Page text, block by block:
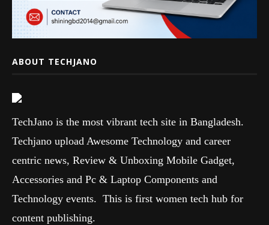
ABOUT TECHJANO
TechJano is the most vibrant tech site in Bangladesh.
Techjano upload Awesome Technology and career
centric news, Review & Unboxing Mobile Gadget,
Accessories and Pc & Laptop Components and
Technology events. This is first women tech hub for
content publishing.